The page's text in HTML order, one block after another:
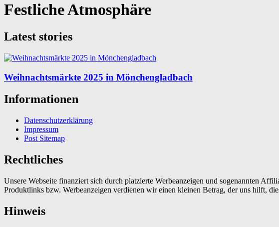
Festliche Atmosphäre
Latest stories
Weihnachtsmärkte 2025 in Mönchengladbach
Informationen
Datenschutzerklärung
Impressum
Post Sitemap
Rechtliches
Unsere Webseite finanziert sich durch platzierte Werbeanzeigen und sogenannten
Produktlinks bzw. Werbeanzeigen verdienen wir einen kleinen Betrag, der uns hilft,
Hinweis